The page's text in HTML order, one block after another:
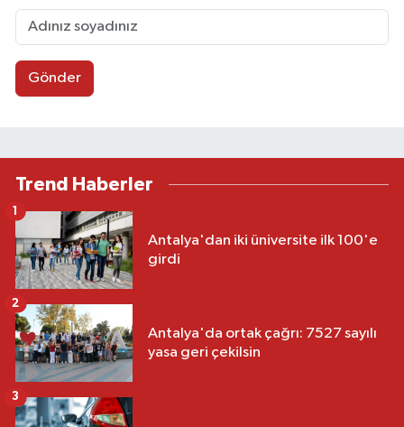
Gönder
Trend Haberler
Antalya'dan iki üniversite ilk 100'e
girdi
1
Antalya'da ortak çağrı: 7527 sayılı
yasa geri çekilsin
2
3